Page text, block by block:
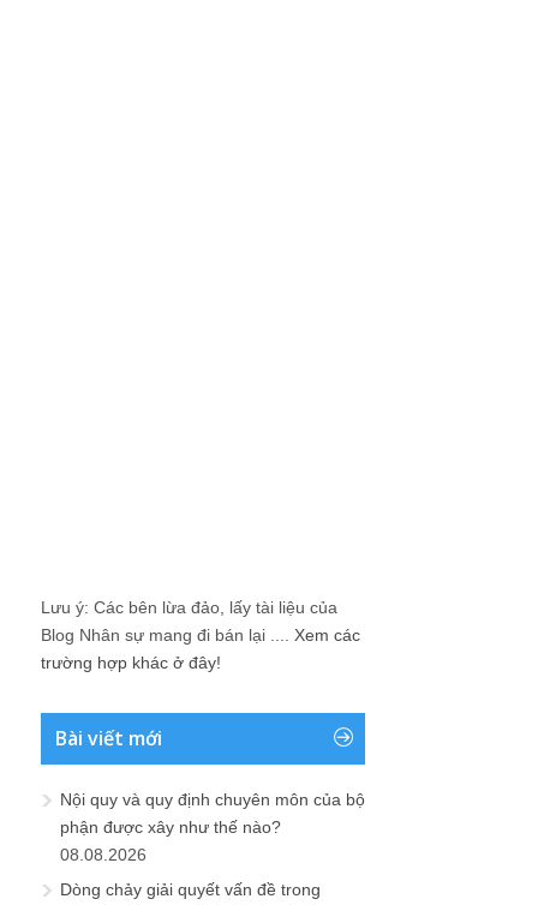
Lưu ý: Các bên lừa đảo, lấy tài liệu của
Blog Nhân sự mang đi bán lại .... Xem các
trường hợp khác ở đây!
Bài viết mới
Nội quy và quy định chuyên môn của bộ
phận được xây như thế nào?
08.08.2026
Dòng chảy giải quyết vấn đề trong